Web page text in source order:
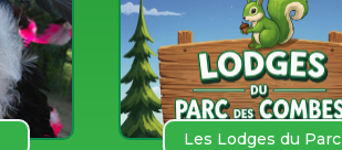
Les Lodges du Parc